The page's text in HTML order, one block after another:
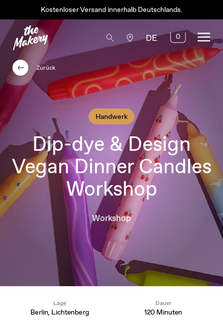
Kostenloser Versand innerhalb Deutschlands.
DE 0
Handwerk
Dip-dye & Design
Vegan Dinner Candles
Workshop
Workshop
Zurück
Lage
Berlin, Lichtenberg
Dauer
120 Minuten